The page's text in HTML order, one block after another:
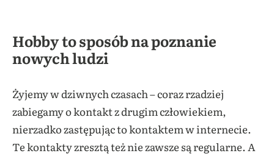
Hobby to sposób na poznanie
nowych ludzi
Żyjemy w dziwnych czasach – coraz rzadziej
zabiegamy o kontakt z drugim człowiekiem,
nierzadko zastępując to kontaktem w internecie.
Te kontakty zresztą też nie zawsze są regularne. A